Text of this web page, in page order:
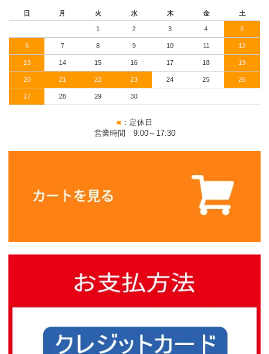
日 月 火 水 木 金 土
1 2 3 4 5
6 7 8 9 10 11 12
13 14 15 16 17 18 19
20 21 22 23 24 25 26
27 28 29 30
■ ：定休日
営業時間 9:00～17:30